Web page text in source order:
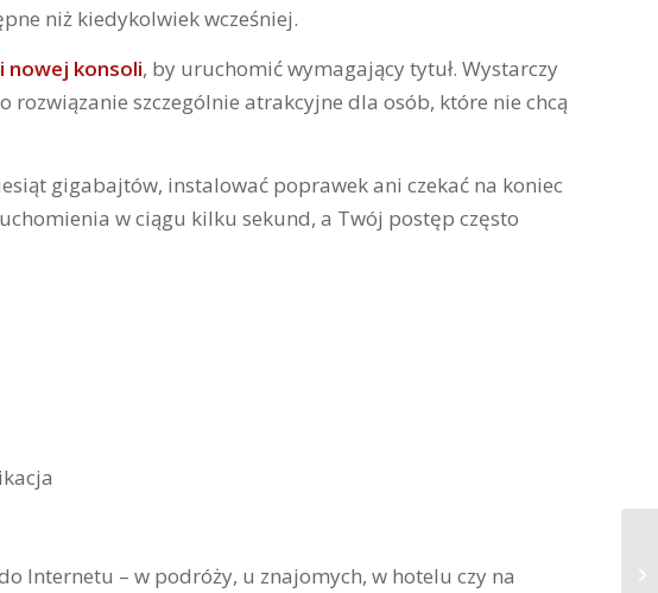
niż kiedykolwiek wcześniej.
nowej konsoli, by uruchomić wymagający tytuł. Wystarczy
szczególnie atrakcyjne dla osób, które nie chcą
gigabajtów, instalować poprawek ani czekać na koniec
w ciągu kilku sekund, a Twój postęp często
Internetu – w podróży, u znajomych, w hotelu czy na